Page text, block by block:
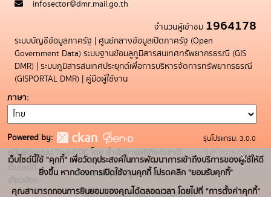
infosector@dmr.mail.go.th
จำนวนผู้เข้าชม 1964178
ระบบบัญชีข้อมูลภาครัฐ | ศูนย์กลางข้อมูลเปิดภาครัฐ (Open
Government Data) ระบบฐานข้อมลูภูมิสารสนเทศทรัพยากรธรณี (GIS
DMR) | ระบบภูมิสารสนเทศประยุกต์เพื่อการบริหารจัดการทรัพยากรธรณี
(GISPORTAL DMR) | คู่มือผู้ใช้งาน
ภาษา
Powered by:
สนับสนุนระบบ Thai-GDC โดย สำนักงานสถิติแห่งชาติ
เว็บไซต์ที่
เกี่ยวข้อง:
ระบบบัญชีข้อมูลภาครัฐ
บริการนามานุกรมบัญชีข้อมูลภาค
รุ่นโปรแกรม: 3.0.0
วันที่: 2025-05-
19
เว็บไซต์นี้ใช้ "คุกกี้" เพื่อวัตถุประสงค์ในการพัฒนาการเข้าถึงบริการของผู้ใช้ให้ดี
ยิ่งขึ้น หากต้องการเปิดใช้งานคุกกี้ โปรดคลิก "ยอมรับคุกกี้"
คุณสามารถถอนการยินยอมของคุณได้ตลอดเวลา โดยไปที่ "การตั้งค่าคุกกี้"
x